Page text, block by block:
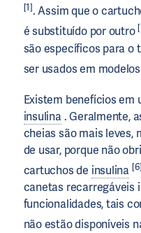
[1]. Assim que o
é substituído por outro
são específicos para o
ser usados em
Existem benefícios em
insulina. Geralmente,
cheias são mais leves,
de usar, porque não
cartuchos de insulina [6]
canetas recarregáveis
funcionalidades, tais
não estão disponíveis